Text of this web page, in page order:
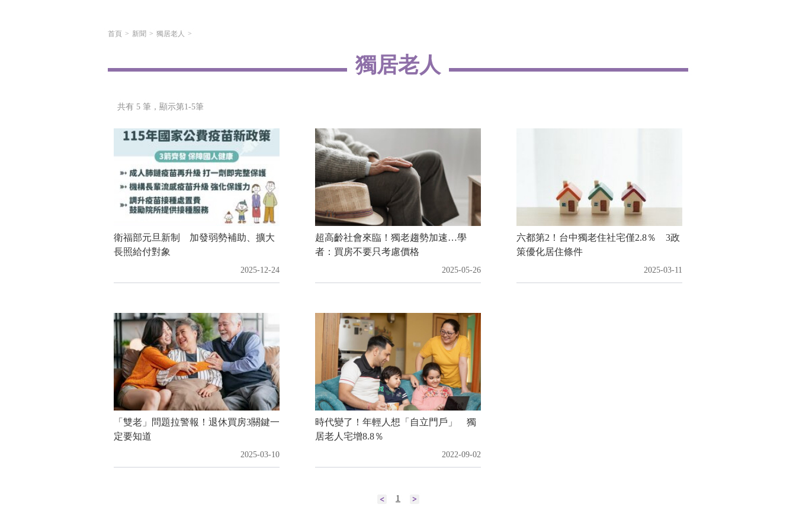
首頁 新聞 獨居老人
獨居老人
共有 5 筆， 顯示第1-5筆
衛福部元旦新制 加發弱勢補助、擴大
長照給付對象
2025-12-24
超高齡社會來臨！獨老趨勢加速…學
者：買房不要只考慮價格
2025-05-26
六都第2！台中獨老住社宅僅2.8％ 3政
策優化居住條件
2025-03-11
「雙老」問題拉警報！退休買房3關鍵一
定要知道
2025-03-10
時代變了！年輕人想「自立門戶」 獨
居老人宅增8.8％
2022-09-02
1